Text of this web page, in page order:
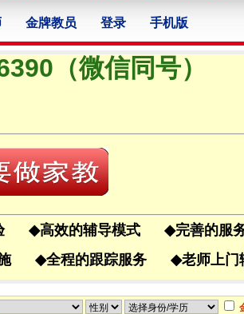
金牌教员 登录 手机版
（微信同号）
验 ◆高效的辅导模式 ◆完善的服
施 ◆全程的跟踪服务 ◆老师上门